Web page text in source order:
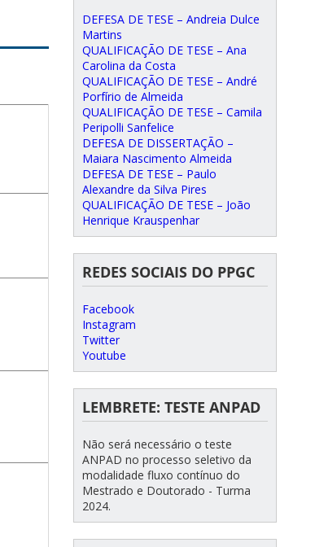
DEFESA DE TESE – Andreia Dulce
Martins
QUALIFICAÇÃO DE TESE – Ana
Carolina da Costa
QUALIFICAÇÃO DE TESE – André
Porfírio de Almeida
QUALIFICAÇÃO DE TESE – Camila
Peripolli Sanfelice
DEFESA DE DISSERTAÇÃO –
Maiara Nascimento Almeida
DEFESA DE TESE – Paulo
Alexandre da Silva Pires
QUALIFICAÇÃO DE TESE – João
Henrique Krauspenhar
REDES SOCIAIS DO PPGC
Facebook
Instagram
Twitter
Youtube
LEMBRETE: TESTE ANPAD
Não será necessário o teste
ANPAD no processo seletivo da
modalidade fluxo contínuo do
Mestrado e Doutorado - Turma
2024.